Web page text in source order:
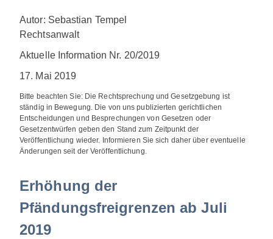
Autor: Sebastian Tempel
Rechtsanwalt
Aktuelle Information Nr. 20/2019
17. Mai 2019
Bitte beachten Sie: Die Rechtsprechung und Gesetzgebung ist
ständig in Bewegung. Die von uns publizierten gerichtlichen
Entscheidungen und Besprechungen von Gesetzen oder
Gesetzentwürfen geben den Stand zum Zeitpunkt der
Veröffentlichung wieder. Informieren Sie sich daher über eventuelle
Änderungen seit der Veröffentlichung.
Erhöhung der
Pfändungsfreigrenzen ab Juli
2019